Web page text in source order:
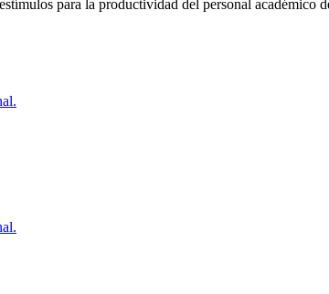
para la productividad del personal académico